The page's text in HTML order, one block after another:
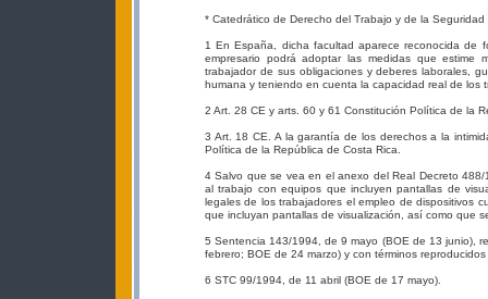
* Catedrático de Derecho del Trabajo y de la
1 En España, dicha facultad aparece reconocida de
empresario podrá adoptar las medidas que estime
trabajador de sus obligaciones y deberes laborales,
humana y teniendo en cuenta la capacidad real de los
2 Art. 28 CE y arts. 60 y 61 Constitución Política de la
3 Art. 18 CE. A la garantía de los derechos a la
Política de la República de Costa Rica.
4 Salvo que se vea en el anexo del Real Decreto
al trabajo con equipos que incluyen pantallas de
legales de los trabajadores el empleo de dispositivos
que incluyan pantallas de visualización, así como que
5 Sentencia 143/1994, de 9 mayo (BOE de 13 junio),
febrero; BOE de 24 marzo) y con términos
6 STC 99/1994, de 11 abril (BOE de 17 mayo).